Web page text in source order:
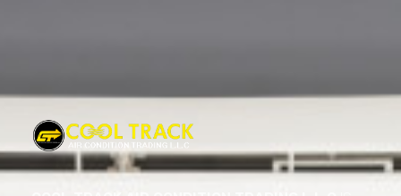
Cool Track Air Condition Trading LLC